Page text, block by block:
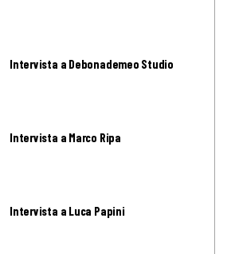
Intervista a Debonademeo Studio
Intervista a Marco Ripa
Intervista a Luca Papini